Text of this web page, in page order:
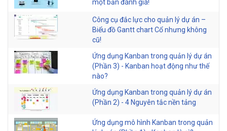
một bản đánh giá!
Công cụ đắc lực cho quản lý dự án –
Biểu đồ Gantt chart Cổ nhưng không
cũ!
Ứng dụng Kanban trong quản lý dự án
(Phần 3) - Kanban hoạt động như thế
nào?
Ứng dụng Kanban trong quản lý dự án
(Phần 2) - 4 Nguyên tắc nền tảng
Ứng dụng mô hình Kanban trong quản